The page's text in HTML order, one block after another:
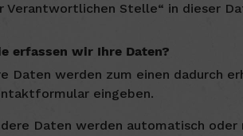
Verantwortlichen Stelle“ in dieser
erfassen wir Ihre Daten?
Daten werden zum einen dadurch
eingeben.
Daten werden automatisch oder